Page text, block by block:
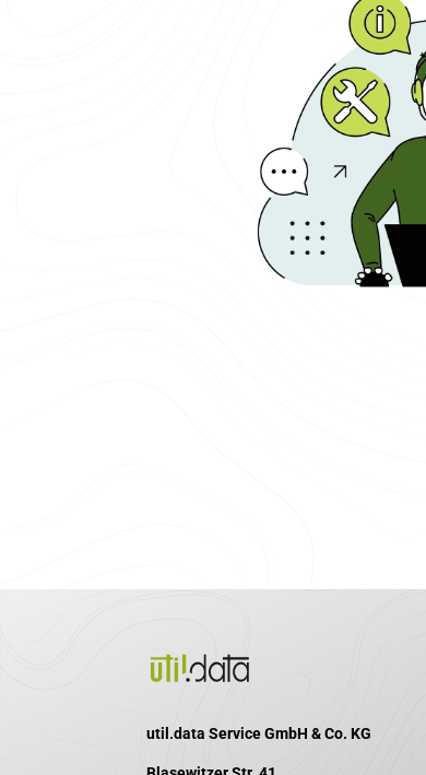
util.data Service GmbH & Co. KG